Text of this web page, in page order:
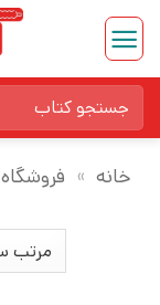
Skip
content
برای:
خانه » فروشگاه